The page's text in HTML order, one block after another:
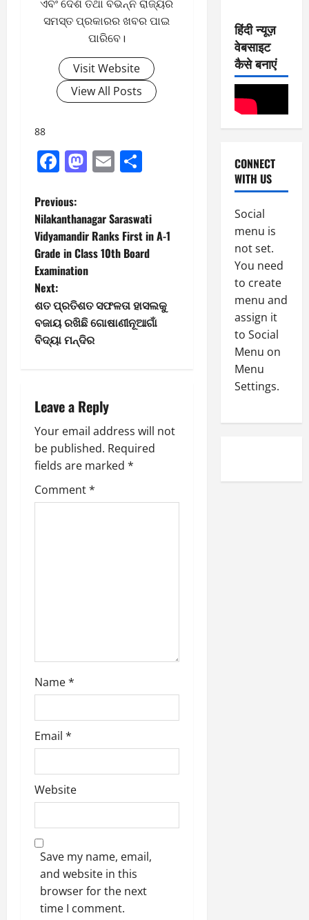
ଏବଂ ଦେଶ ତଥା ବିଭିନ୍ନ ରାଜ୍ୟର
ସମସ୍ତ ପ୍ରକାରର ଖବର ପାଇ
ପାରିବେ।
Visit Website
View All Posts
88
Facebook
Mastodon
Email
P
o
s
t
n
a
i
g
a
t
Previous:
Nilakanthanagar Saraswati
Vidyamandir Ranks First in A-1
Grade in Class 10th Board
Examination
Next:
ଶତ ପ୍ରତିଶତ ସଫଳତା ହାସଲକୁ
ବଜାୟ ରଖିଛି ଗୋଷାଣୀନୂଆଗାଁ
ବିଦ୍ୟା ମନ୍ଦିର
Leave a Reply
Your email address will not
be published. Required
fields are marked *
Comment*
Name*
Email *
Website
Save my name, email,
and website in this
browser for the next
time I comment.
August
5,
2026
1
-
7
-
2
6
August
10,
2026
E-Paper
0
2
August
8,
2026
0
3
E-Paper
7
-
-
2
2
6
August
7,
2026
4
6
-
8
-
2
0
6,
8
2
हिंदी न्यूज़
वेबसाइट
कैसे बनाएं
CONNECT
WITH US
Social
menu is
not set.
You need
to create
menu and
assign it
to Social
Menu on
Menu
Settings.